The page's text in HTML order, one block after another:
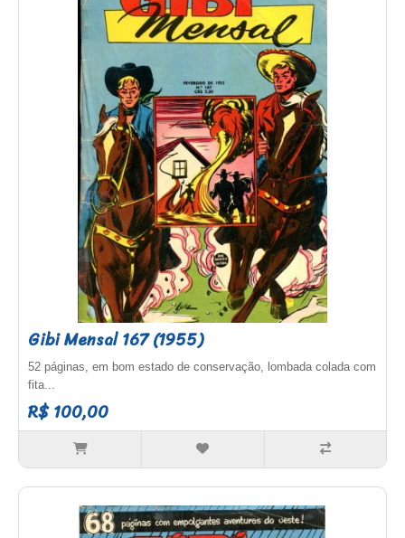
Gibi Mensal 167 (1955)
52 páginas, em bom estado de conservação, lombada colada com
fita...
R$ 100,00